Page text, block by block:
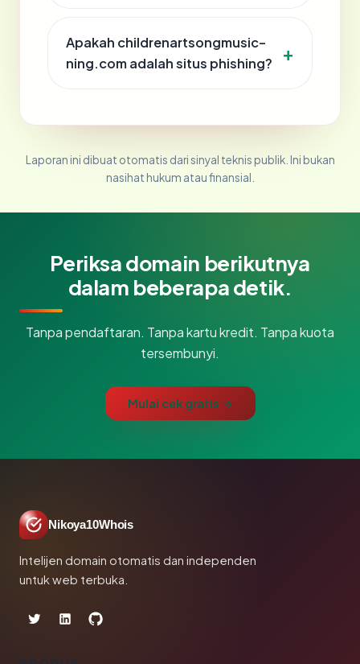
Apakah childrenartsongmusic-
ning.com adalah situs phishing?
Laporan ini dibuat otomatis dari sinyal teknis publik. Ini bukan
nasihat hukum atau finansial.
Periksa domain berikutnya
dalam beberapa detik.
Tanpa pendaftaran. Tanpa kartu kredit. Tanpa kuota
tersembunyi.
Mulai cek gratis →
Nikoya10Whois
Intelijen domain otomatis dan independen
untuk web terbuka.